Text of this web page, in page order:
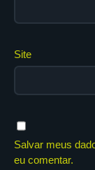
Site
Salvar meus
eu comentar.